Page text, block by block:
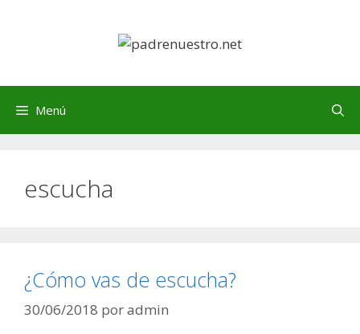
Menú
escucha
¿Cómo vas de escucha?
30/06/2018 poradmin